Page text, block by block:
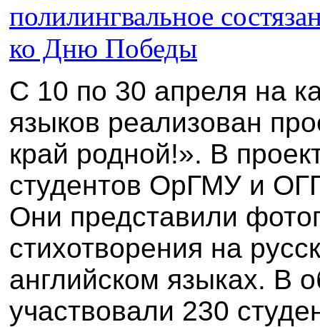
С 10 по 30 апреля на
языков реализован
край родной!». В
студентов ОрГМУ и
Они представили
стихотворения на
английском языках. В
участвовали 230